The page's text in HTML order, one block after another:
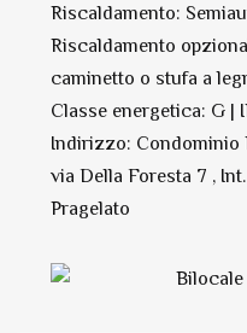
Riscaldamento:
Riscaldamento
caminetto o stufa a
Classe energetica: G |
Indirizzo: Condominio
via Della Foresta 7 ,
Pragelato